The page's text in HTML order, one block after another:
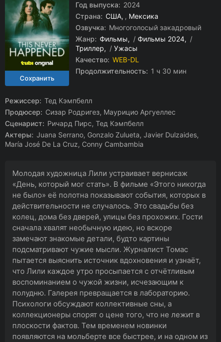
Год выпуска: 2024
Страна: США , Мексика
Озвучка: Многоголосый закадровый
Жанр: Фильмы / Фильмы 2024
/
Триллер
/ Ужасы
Качество: WEB-DL
Продолжительность: 1 ч 30 мин
Режиссер: Тед Кэмпбелл
Продюсер: Сизар Родригез, Маурицио Аргуеллес
Сценарист: Ричард Пирс, Тед Кэмпбелл
Актеры: Juana Serrano, Gonzalo Zulueta, Javier Dulzaides,
María José De La Cruz, Conny Cambambia
Молодая художница Лили устраивает вернисаж
«День, который мог стать». В фильме «Этого никогда
не было» её полотна показывают события, которых в
действительности не случалось. Это свадьбы без
колец, дома без дверей, улицы без прохожих. Гости
сначала хвалят необычную идею, но вскоре
замечают знакомые детали, будто картины
подсматривают чужие мысли. Журналист Томас
пытается выяснить источник вдохновения и узнаёт,
что Лили каждое утро просыпается с отчётливым
воспоминанием о чужой жизни, исчезающим к
полудню. Галерея превращается в лабораторию.
Психологи обсуждают коллективные сны, а
коллекционеры спорят о цене того, что не лежит в
плоскости фактов. Тем временем новинки
появляются на мольберте все быстрее, и на одном из